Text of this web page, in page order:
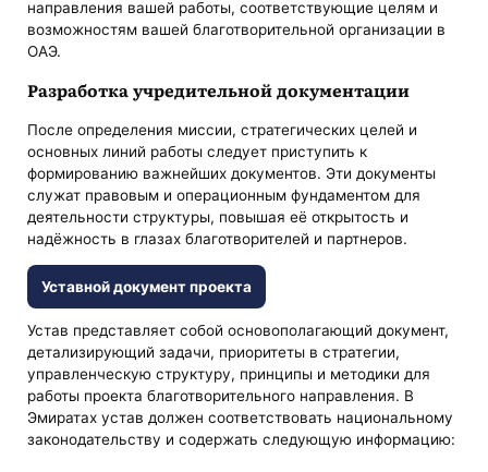
направления вашей работы, соответствующие целям и
возможностям вашей благотворительной организации в
ОАЭ.
Разработка учредительной документации
После определения миссии, стратегических целей и
основных линий работы следует приступить к
формированию важнейших документов. Эти документы
служат правовым и операционным фундаментом для
деятельности структуры, повышая её открытость и
надёжность в глазах благотворителей и партнеров.
Уставной документ проекта
Устав представляет собой основополагающий документ,
детализирующий задачи, приоритеты в стратегии,
управленческую структуру, принципы и методики для
работы проекта благотворительного направления. В
Эмиратах устав должен соответствовать национальному
законодательству и содержать следующую информацию: